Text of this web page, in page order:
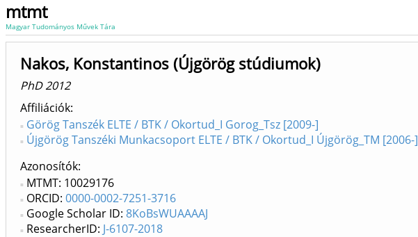
mtmt
Magyar Tudományos Művek Tára
Nakos, Konstantinos (Újgörög stúdiumok)
PhD 2012
Affiliációk
Görög Tanszék ELTE / BTK / Okortud_I Gorog_Tsz [2009-]
Újgörög Tanszéki Munkacsoport ELTE / BTK / Okortud_I Újgörög_TM [2006-]
Azonosítók
MTMT: 10029176
ORCID: 0000-0002-7251-3716
Google Scholar ID: 8KoBsWUAAAAJ
ResearcherID: J-6107-2018